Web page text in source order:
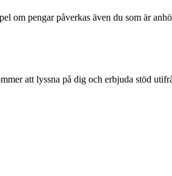
om pengar påverkas även du som är
att lyssna på dig och erbjuda stöd